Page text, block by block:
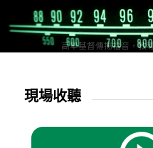
高舉基督傳揚福音，教
現場收聽